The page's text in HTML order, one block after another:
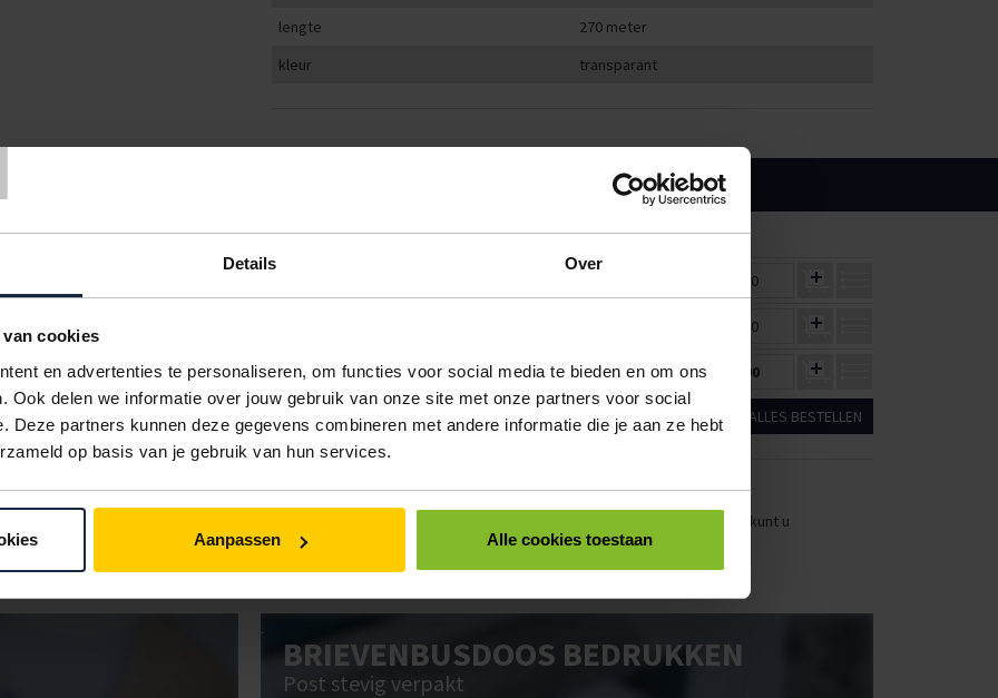
Details Over
cookies
en advertenties te personaliseren, om functies voor social media te bieden en om ons
Ook delen we informatie over jouw gebruik van onze site met onze partners voor social
Deze partners kunnen deze gegevens combineren met andere informatie die je aan ze hebt
op basis van je gebruik van hun services.
Aanpassen Alle cookies toestaan
lengte
270 meter
kleur
transparant
KWALITEIT VERPAKKING 6 30 60 90
€0,00
€0,00
23 micron 6 rollen €11,48 €10,92 €10,36 €9,80 €0,00
IN BESTELLING ALLES BESTELLEN
Gebruik bestel- en offertelijsten om eenvoudig en snel producten te bestellen. Uw bestel- en offertelijsten kunt u
administratie!
BRIEVENBUSDOOS BEDRUKKEN
Post stevig verpakt